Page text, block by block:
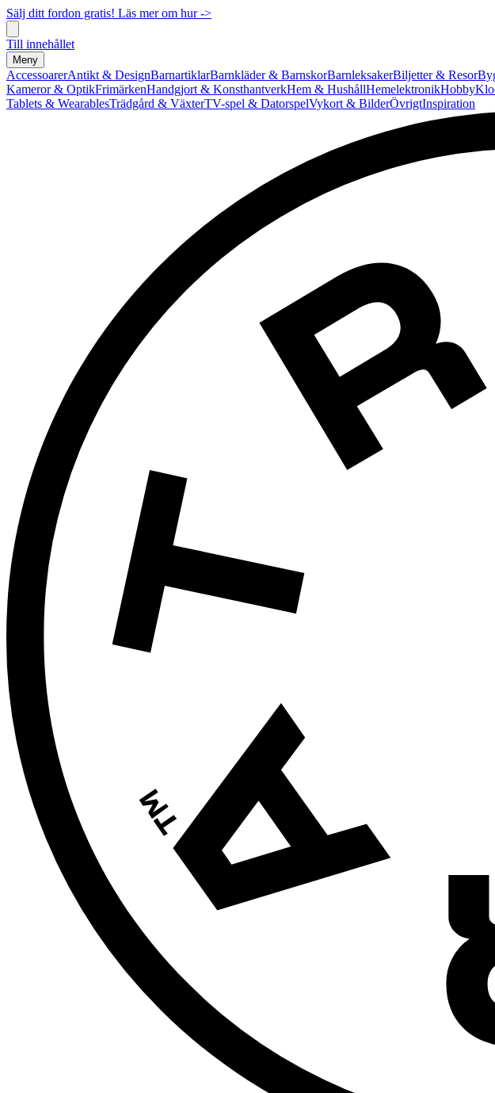
Sälj ditt fordon gratis! Läs mer om hur ->
Till innehållet
Meny
AccessoarerAntikt & DesignBarnartiklarBarnkläder & BarnskorBarnleksakerBiljetter & Resor
Kameror & OptikFrimärkenHandgjort & KonsthantverkHem & HushållHemelektronikHobby
Tablets & WearablesTrädgård & VäxterTV-spel & DatorspelVykort & BilderÖvrigtInspiration